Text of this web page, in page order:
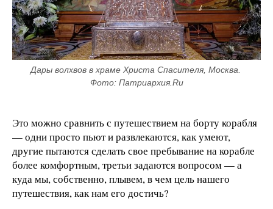
Дары волхвов в храме Христа Спасителя, Москва.
Фото: Патриархия.Ru
Это можно сравнить с путешествием на борту корабля
— одни просто пьют и развлекаются, как умеют,
другие пытаются сделать свое пребывание на корабле
более комфортным, третьи задаются вопросом — а
куда мы, собственно, плывем, в чем цель нашего
путешествия, как нам его достичь?